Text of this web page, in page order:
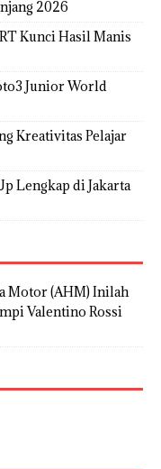
2026
Kunci Hasil Manis
Junior World
Kreativitas Pelajar
Lengkap di Jakarta
Motor (AHM) Inilah
Valentino Rossi